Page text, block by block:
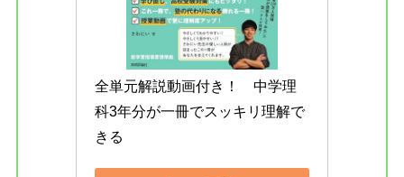
全単元解説動画付き！　中学理
科3年分が一冊でスッキリ理解で
きる